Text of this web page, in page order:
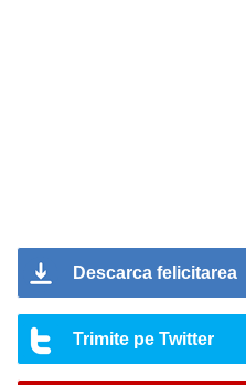
Descarca felicitarea
Trimite pe Twitter